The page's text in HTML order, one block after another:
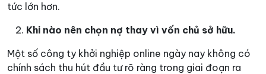
tức lớn hơn.
Khi nào nên chọn nợ thay vì vốn chủ sở hữu.
Một số công ty khởi nghiệp online ngày nay không có
chính sách thu hút đầu tư rõ ràng trong giai đoạn ra